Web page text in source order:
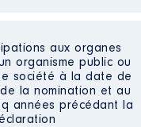
ou gratification
aux organes
organisme public ou
société à la date de
de la nomination et au
années précédant la